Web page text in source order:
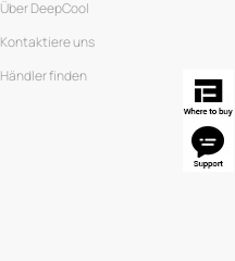
Über DeepCool
Kontaktiere uns
Händler finden